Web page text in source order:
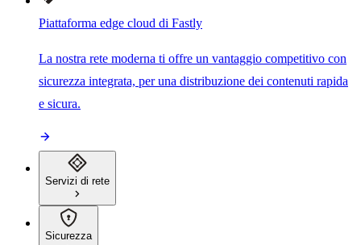
Piattaforma edge cloud di Fastly
La nostra rete moderna ti offre un vantaggio competitivo con
sicurezza integrata, per una distribuzione dei contenuti rapida
e sicura.
Servizi di rete
Sicurezza